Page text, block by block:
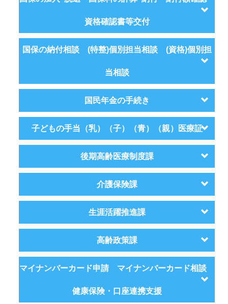
資格確認書等交付
国保の納付相談 (特整)個別担当相談 (資格)個別担
当相談
国民年金の手続き
子どもの手当（乳）（子）（青）（親）医療証
後期高齢医療制度課
介護保険課
生涯活躍推進課
高齢政策課
マイナンバーカード申請 マイナンバーカード相談
健康保険・口座連携支援